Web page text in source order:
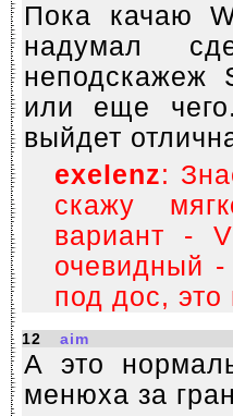
Пока качаю
надумал
неподскажеж
или еще
выйдет
exelenz:
скажу
вариант -
очевидный
под дос, это
12 aim
А это
менюха за